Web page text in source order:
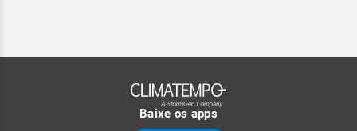
Baixe os apps